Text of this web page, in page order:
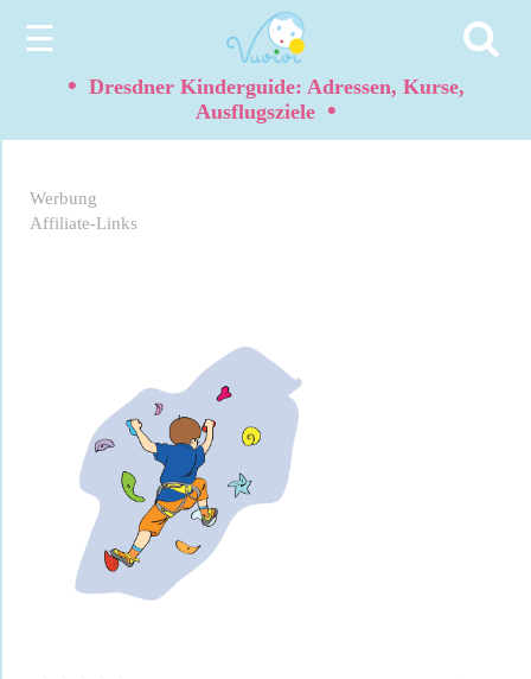
☰
• Dresdner Kinderguide: Adressen, Kurse,
Ausflugsziele •
Werbung
Affiliate-Links